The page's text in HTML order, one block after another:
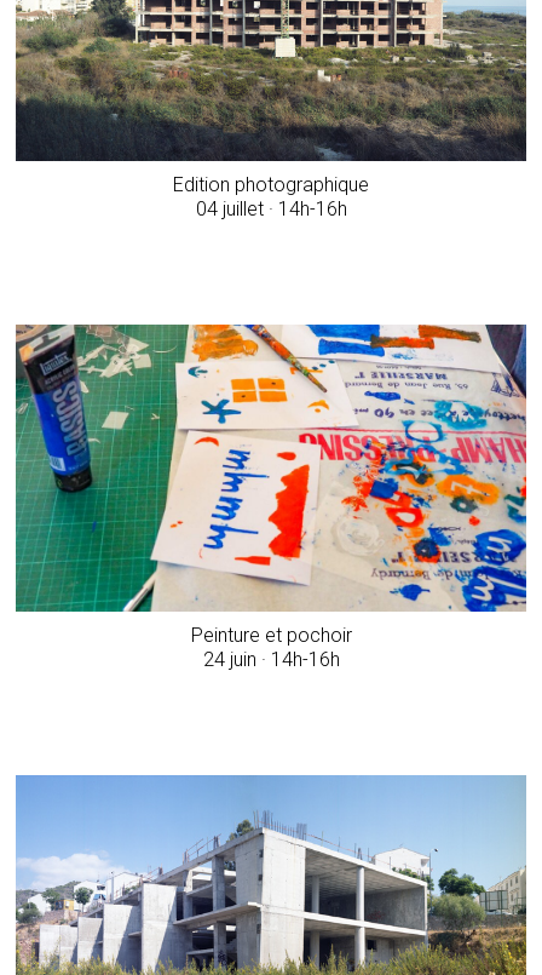
Edition photographique
04 juillet · 14h-16h
Peinture et pochoir
24 juin · 14h-16h